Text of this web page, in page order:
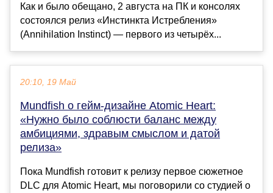
Как и было обещано, 2 августа на ПК и консолях
состоялся релиз «Инстинкта Истребления»
(Annihilation Instinct) — первого из четырёх...
20:10, 19 Май
Mundfish о гейм-дизайне Atomic Heart:
«Нужно было соблюсти баланс между
амбициями, здравым смыслом и датой
релиза»
Пока Mundfish готовит к релизу первое сюжетное
DLC для Atomic Heart, мы поговорили со студией о